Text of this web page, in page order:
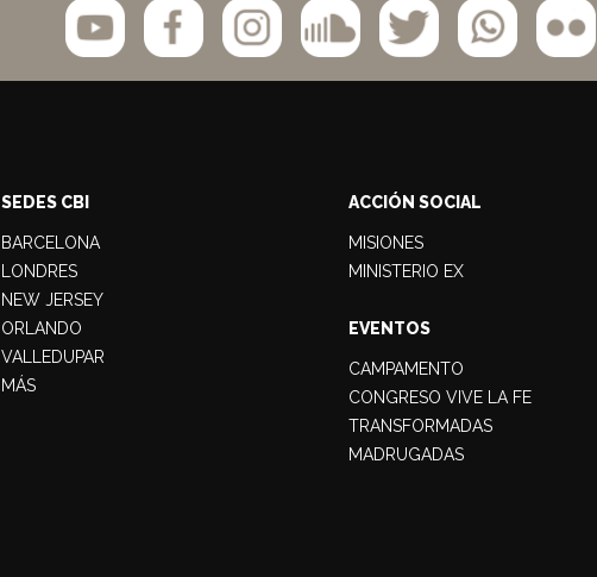
SEDES CBI
BARCELONA
LONDRES
NEW JERSEY
ORLANDO
VALLEDUPAR
MÁS
ACCIÓN SOCIAL
MISIONES
MINISTERIO EX
EVENTOS
CAMPAMENTO
CONGRESO VIVE LA FE
TRANSFORMADAS
MADRUGADAS